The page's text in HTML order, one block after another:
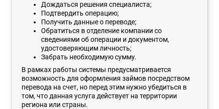
Дождаться решения специалиста;
Подтвердить операцию;
Получить данные о переводе;
Обратиться в отделение компании со
сведениями об операции и документом,
удостоверяющим личность;
Забрать необходимую сумму.
В рамках работы системы предусматривается
возможность для оформления займов посредством
перевода на счет, но перед этим нужно убедиться в
том, что данная услуга действует на территории
региона или страны.